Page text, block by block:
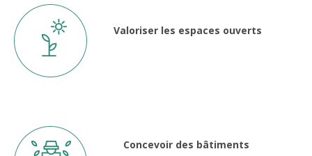
Valoriser les espaces ouverts
Concevoir des bâtiments